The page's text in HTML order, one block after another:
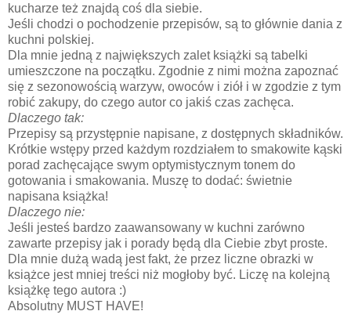
kucharze też znajdą coś dla siebie.
Jeśli chodzi o pochodzenie przepisów, są to głównie dania z
kuchni polskiej.
Dla mnie jedną z największych zalet książki są tabelki
umieszczone na początku. Zgodnie z nimi można zapoznać
się z sezonowością warzyw, owoców i ziół i w zgodzie z tym
robić zakupy, do czego autor co jakiś czas zachęca.
Dlaczego tak:
Przepisy są przystępnie napisane, z dostępnych składników.
Krótkie wstępy przed każdym rozdziałem to smakowite kąski
porad zachęcające swym optymistycznym tonem do
gotowania i smakowania. Muszę to dodać: świetnie
napisana książka!
Dlaczego nie:
Jeśli jesteś bardzo zaawansowany w kuchni zarówno
zawarte przepisy jak i porady będą dla Ciebie zbyt proste.
Dla mnie dużą wadą jest fakt, że przez liczne obrazki w
książce jest mniej treści niż mogłoby być. Liczę na kolejną
książkę tego autora :)
Absolutny MUST HAVE!